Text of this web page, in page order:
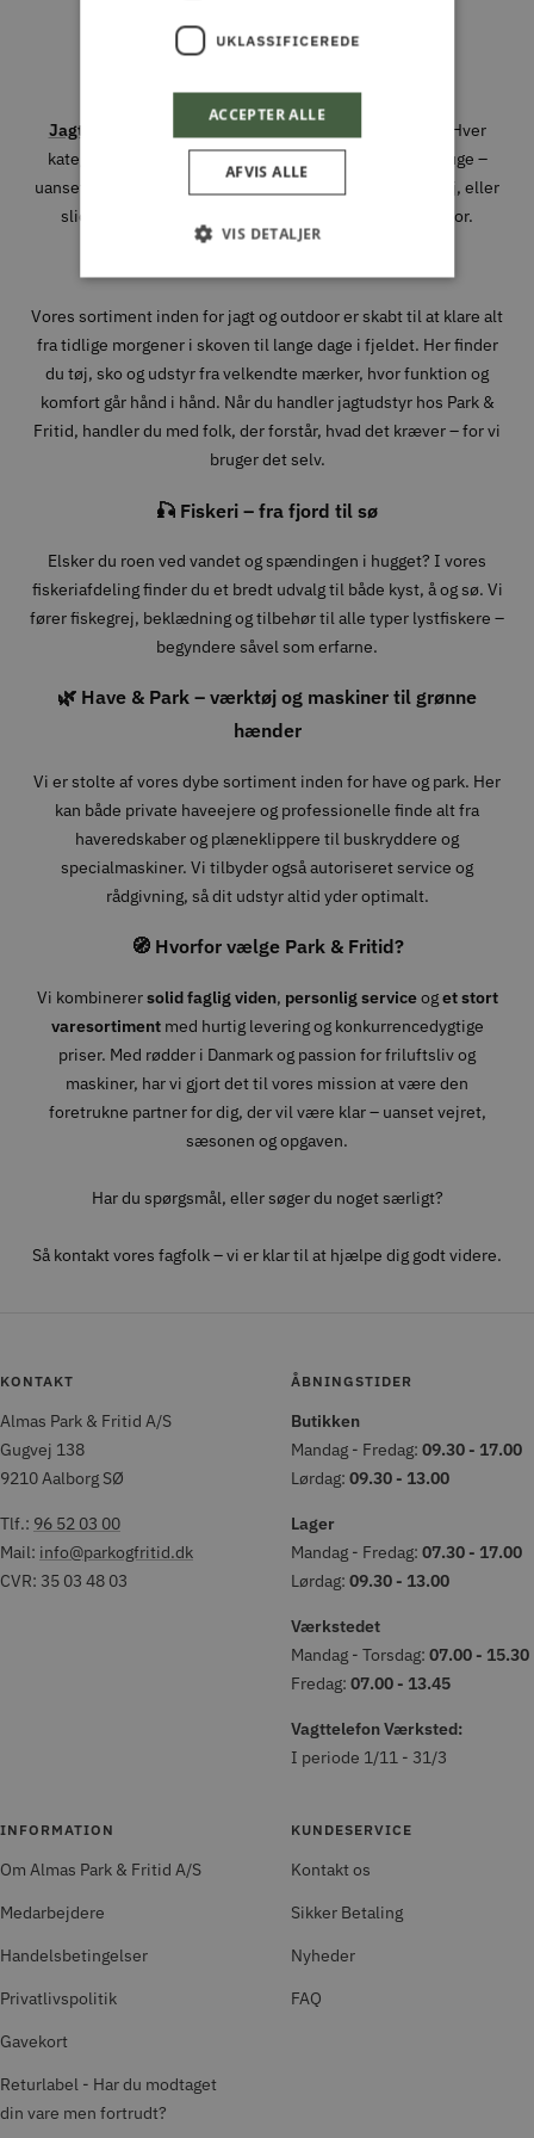
Jagt og Outdoor
. Hver
kategori er nøje udvalgt med produkter, vi selv ville bruge –
uanset om det gælder en ny jagtjakke, det rette endegrej, eller
slidstærkt værktøj til den professionelle grønne sektor.
Vores sortiment inden for jagt og outdoor er skabt til at klare alt
fra tidlige morgener i skoven til lange dage i fjeldet. Her finder
du tøj, sko og udstyr fra velkendte mærker, hvor funktion og
komfort går hånd i hånd. Når du handler jagtudstyr hos Park &
Fritid, handler du med folk, der forstår, hvad det kræver – for vi
bruger det selv.
🎣 Fiskeri – fra fjord til sø
Elsker du roen ved vandet og spændingen i hugget? I vores
fiskeriafdeling finder du et bredt udvalg til både kyst, å og sø. Vi
fører fiskegrej, beklædning og tilbehør til alle typer lystfiskere –
begyndere såvel som erfarne.
🌿 Have & Park – værktøj og maskiner til grønne
hænder
Vi er stolte af vores dybe sortiment inden for have og park. Her
kan både private haveejere og professionelle finde alt fra
haveredskaber og plæneklippere til buskryddere og
specialmaskiner. Vi tilbyder også autoriseret service og
rådgivning, så dit udstyr altid yder optimalt.
🧭 Hvorfor vælge Park & Fritid?
Vi kombinerersolid faglig viden, personlig serviceoget stort
varesortimentmed hurtig levering og konkurrencedygtige
priser. Med rødder i Danmark og passion for friluftsliv og
maskiner, har vi gjort det til vores mission at være den
foretrukne partner for dig, der vil være klar – uanset vejret,
sæsonen og opgaven.
Har du spørgsmål, eller søger du noget særligt?
Så kontakt vores fagfolk – vi er klar til at hjælpe dig godt videre.
KONTAKT
Almas Park & Fritid A/S
Gugvej 138
9210 Aalborg SØ
Tlf.: 96 52 03 00
Mail: info@parkogfritid.dk
CVR: 35 03 48 03
ÅBNINGSTIDER
Butikken
Mandag - Fredag: 09.30 - 17.00
Lørdag: 09.30 - 13.00
Lager
Mandag - Fredag: 07.30 - 17.00
Lørdag: 09.30 - 13.00
Værkstedet
Mandag - Torsdag: 07.00 - 15.30
Fredag: 07.00 - 13.45
Vagttelefon Værksted:
I periode 1/11 - 31/3
INFORMATION
Om Almas Park & Fritid A/S
Medarbejdere
Handelsbetingelser
Privatlivspolitik
Gavekort
Returlabel - Har du modtaget
din vare men fortrudt?
KUNDESERVICE
Kontakt os
Sikker Betaling
Nyheder
FAQ
UKLASSIFICEREDE
ACCEPTER ALLE
AFVIS ALLE
VIS DETALJER